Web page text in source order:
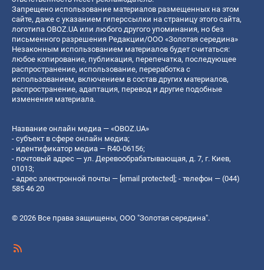
Запрещено использование материалов размещенных на этом
сайте, даже с указанием гиперссылки на страницу этого сайта,
логотипа OBOZ.UA или любого другого упоминания, но без
письменного разрешения Редакции/ООО «Золотая середина»
Незаконным использованием материалов будет считаться:
любое копирование, публикация, перепечатка, последующее
распространение, использование, переработка с
использованием, включением в состав других материалов,
распространение, адаптация, перевод и другие подобные
изменения материала.
Название онлайн медиа — «OBOZ.UA»
- субъект в сфере онлайн медиа;
- идентификатор медиа — R40-06156;
- почтовый адрес — ул. Деревообрабатывающая, д. 7, г. Киев,
01013;
- адрес электронной почты — [email protected]; - телефон — (044)
585 46 20
© 2026 Все права защищены, ООО "Золотая середина".